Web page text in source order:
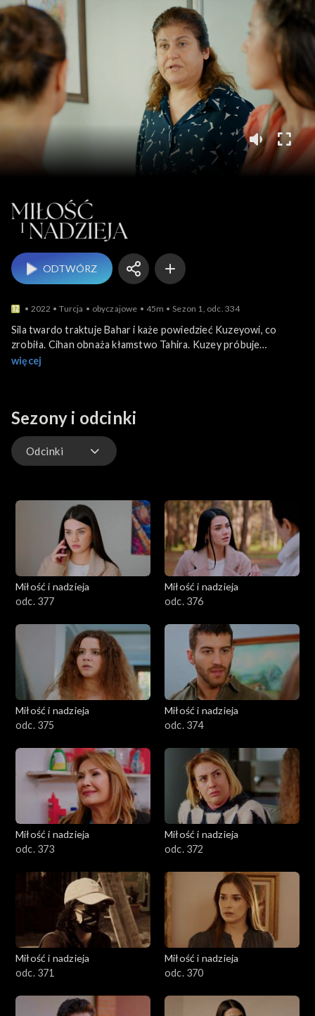
Miłość i nadzieja
ODTWÓRZ
2022 Turcja obyczajowe 45m Sezon 1, odc. 334
Sila twardo traktuje Bahar i każe powiedzieć Kuzeyowi, co
zrobiła. Cihan obnaża kłamstwo Tahira. Kuzey próbuje
pogodzić Bulenta i Feraye. Bahar obmyśla kolejny plan, by
więcej
Sezony i odcinki
Odcinki
Miłość i nadzieja
odc. 377
Miłość i nadzieja
odc. 376
Miłość i nadzieja
odc. 375
Miłość i nadzieja
odc. 374
Miłość i nadzieja
odc. 373
Miłość i nadzieja
odc. 372
Miłość i nadzieja
odc. 371
Miłość i nadzieja
odc. 370